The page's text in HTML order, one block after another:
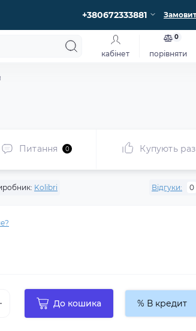
+380672333881
кабінет порівняти
0
Питання 0 Купують
Kolibri Відгуки: 0
До кошика % В кредит